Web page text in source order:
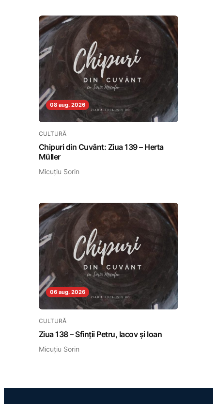
08 aug. 2026
CULTURĂ
Chipuri din Cuvânt: Ziua 139 – Herta
Müller
Micuțiu Sorin
06 aug. 2026
CULTURĂ
Ziua 138 – Sfinții Petru, Iacov și Ioan
Micuțiu Sorin